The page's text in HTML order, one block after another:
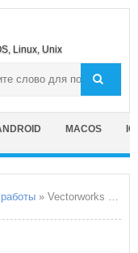
Linux, Unix
MACOS
» Vectorworks SP4